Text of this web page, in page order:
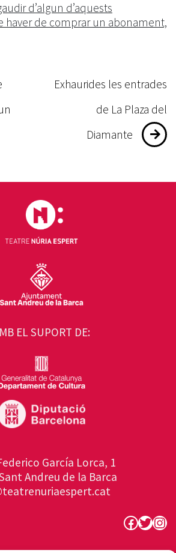
d’algun d’aquests
haver de comprar un abonament,
Exhaurides les entrades
de La Plaza del
Diamante
EL SUPORT DE:
García Lorca, 1
Andreu de la Barca